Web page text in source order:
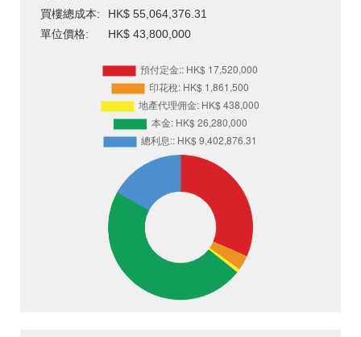
買樓總成本:
HK$ 55,064,376.31
單位價格:
HK$ 43,800,000